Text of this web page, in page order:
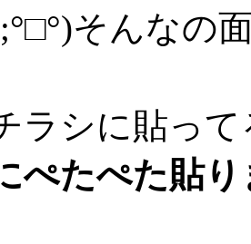
そんなの
ラシに貼っ
ぺたぺた貼